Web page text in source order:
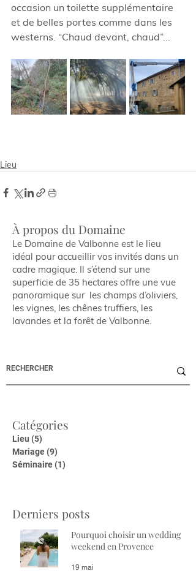
occasion un toilette supplémentaire
et de belles portes comme dans les
westerns. “Chaud devant, chaud”...
Lieu
À propos du Domaine
Le Domaine de Valbonne est le lieu
idéal pour accueillir vos invités dans un
cadre magique. Il s’étend sur une
superficie de 35 hectares offre une vue
panoramique sur les champs d’oliviers,
les vignes, les chênes truffiers, les
lavandes et la forêt de Valbonne.
Catégories
Lieu (5)
Mariage (9)
Séminaire (1)
Derniers posts
Pourquoi choisir un wedding
weekend en Provence
19 mai